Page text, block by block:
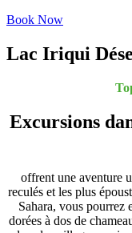
Book Now
Lac Iriqui
Excursions
offrent une aventure
reculés et les plus
Sahara, vous pourrez
dorées à dos de